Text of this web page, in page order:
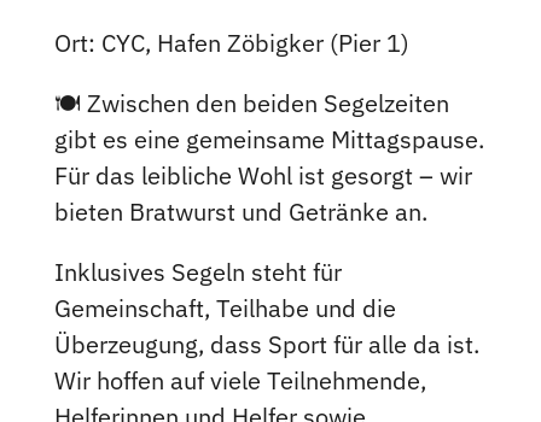
Ort: CYC, Hafen Zöbigker (Pier 1)
🍽️ Zwischen den beiden Segelzeiten
gibt es eine gemeinsame Mittagspause.
Für das leibliche Wohl ist gesorgt – wir
bieten Bratwurst und Getränke an.
Inklusives Segeln steht für
Gemeinschaft, Teilhabe und die
Überzeugung, dass Sport für alle da ist.
Wir hoffen auf viele Teilnehmende,